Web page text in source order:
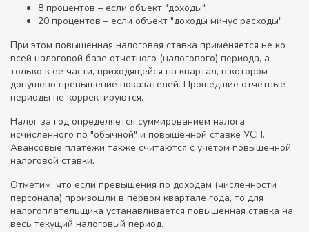
8 процентов – если объект "доходы"
20 процентов – если объект "доходы минус расходы"
При этом повышенная налоговая ставка применяется не ко
всей налоговой базе отчетного (налогового) периода, а
только к ее части, приходящейся на квартал, в котором
допущено превышение показателей. Прошедшие отчетные
периоды не корректируются.
Налог за год определяется суммированием налога,
исчисленного по "обычной" и повышенной ставке УСН.
Авансовые платежи также считаются с учетом повышенной
налоговой ставки.
Отметим, что если превышения по доходам (численности
персонала) произошли в первом квартале года, то для
налогоплательщика устанавливается повышенная ставка на
весь текущий налоговый период.